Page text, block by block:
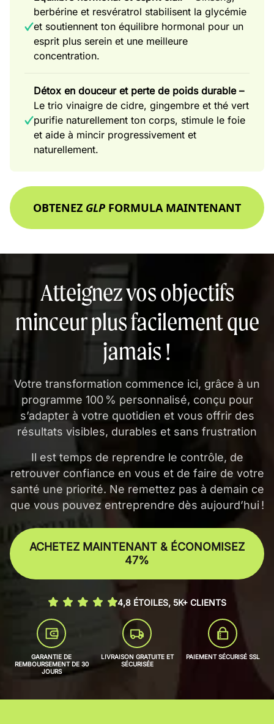
berbérine et resvératrol stabilisent la glycémie
et soutiennent ton équilibre hormonal pour un
esprit plus serein et une meilleure
concentration.
Détox en douceur et perte de poids durable –
Le trio vinaigre de cidre, gingembre et thé vert
purifie naturellement ton corps, stimule le foie
et aide à mincir progressivement et
naturellement.
OBTENEZ GLP FORMULA MAINTENANT
Atteignez vos objectifs
minceur plus facilement que
jamais !
Votre transformation commence ici, grâce à un
programme 100 % personnalisé, conçu pour
s’adapter à votre quotidien et vous offrir des
résultats visibles, durables et sans frustration
Il est temps de reprendre le contrôle, de
retrouver confiance en vous et de faire de votre
santé une priorité. Ne remettez pas à demain ce
que vous pouvez entreprendre dès aujourd’hui !
ACHETEZ MAINTENANT & ÉCONOMISEZ
47%
4,8 ÉTOILES, 5K+ CLIENTS
GARANTIE DE
REMBOURSEMENT DE 30
JOURS
LIVRAISON GRATUITE ET
SÉCURISÉE
PAIEMENT SÉCURISÉ SSL